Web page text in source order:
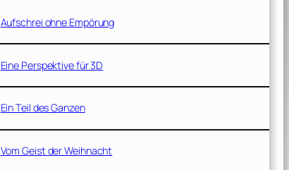
Aufschrei ohne Empörung
Eine Perspektive für 3D
Ein Teil des Ganzen
Vom Geist der Weihnacht